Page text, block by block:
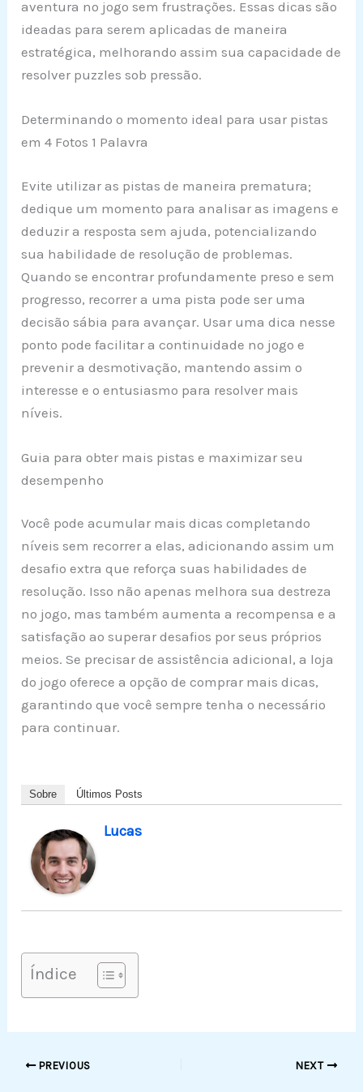
aventura no jogo sem frustrações. Essas dicas são
ideadas para serem aplicadas de maneira
estratégica, melhorando assim sua capacidade de
resolver puzzles sob pressão.
Determinando o momento ideal para usar pistas
em 4 Fotos 1 Palavra
Evite utilizar as pistas de maneira prematura;
dedique um momento para analisar as imagens e
deduzir a resposta sem ajuda, potencializando
sua habilidade de resolução de problemas.
Quando se encontrar profundamente preso e sem
progresso, recorrer a uma pista pode ser uma
decisão sábia para avançar. Usar uma dica nesse
ponto pode facilitar a continuidade no jogo e
prevenir a desmotivação, mantendo assim o
interesse e o entusiasmo para resolver mais
níveis.
Guia para obter mais pistas e maximizar seu
desempenho
Você pode acumular mais dicas completando
níveis sem recorrer a elas, adicionando assim um
desafio extra que reforça suas habilidades de
resolução. Isso não apenas melhora sua destreza
no jogo, mas também aumenta a recompensa e a
satisfação ao superar desafios por seus próprios
meios. Se precisar de assistência adicional, a loja
do jogo oferece a opção de comprar mais dicas,
garantindo que você sempre tenha o necessário
para continuar.
Sobre Últimos Posts
Lucas
Índice
PREVIOUS NEXT